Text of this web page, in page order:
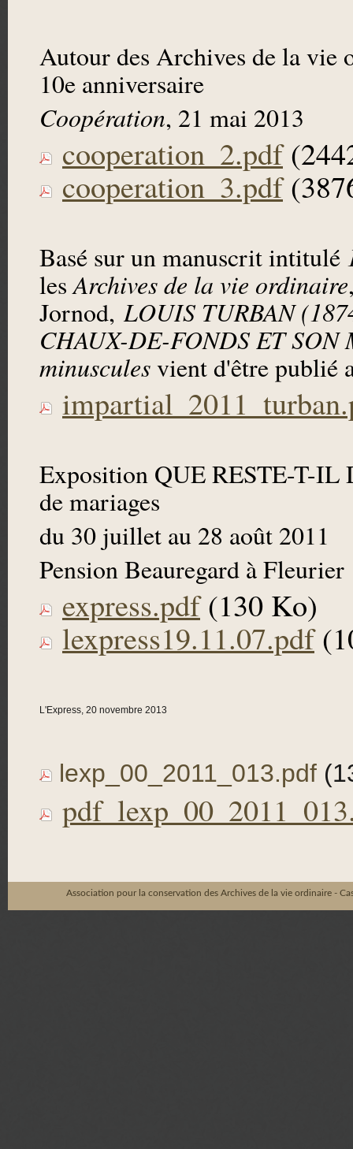
Autour des Archives de la vie
10e anniversaire
Coopération, 21 mai 2013
cooperation_2.pdf
cooperation_3.pdf
Basé sur un manuscrit intitulé
lesArchives de la vie ordinaire
Jornod,LOUIS TURBAN
CHAUX-DE-FONDS ET SON
minusculesvient d'être
Exposition QUE RESTE-T-IL
de mariages
du 30 juillet au 28 août 2011
Pension Beauregard à Fleurier
express.pdf(130 Ko)
lexpress19.11.07.pdf
L'Express, 20 novembre 2013
lexp_00_2011_013.pdf
Association pour la conservation des Archives de la vie ordinaire -